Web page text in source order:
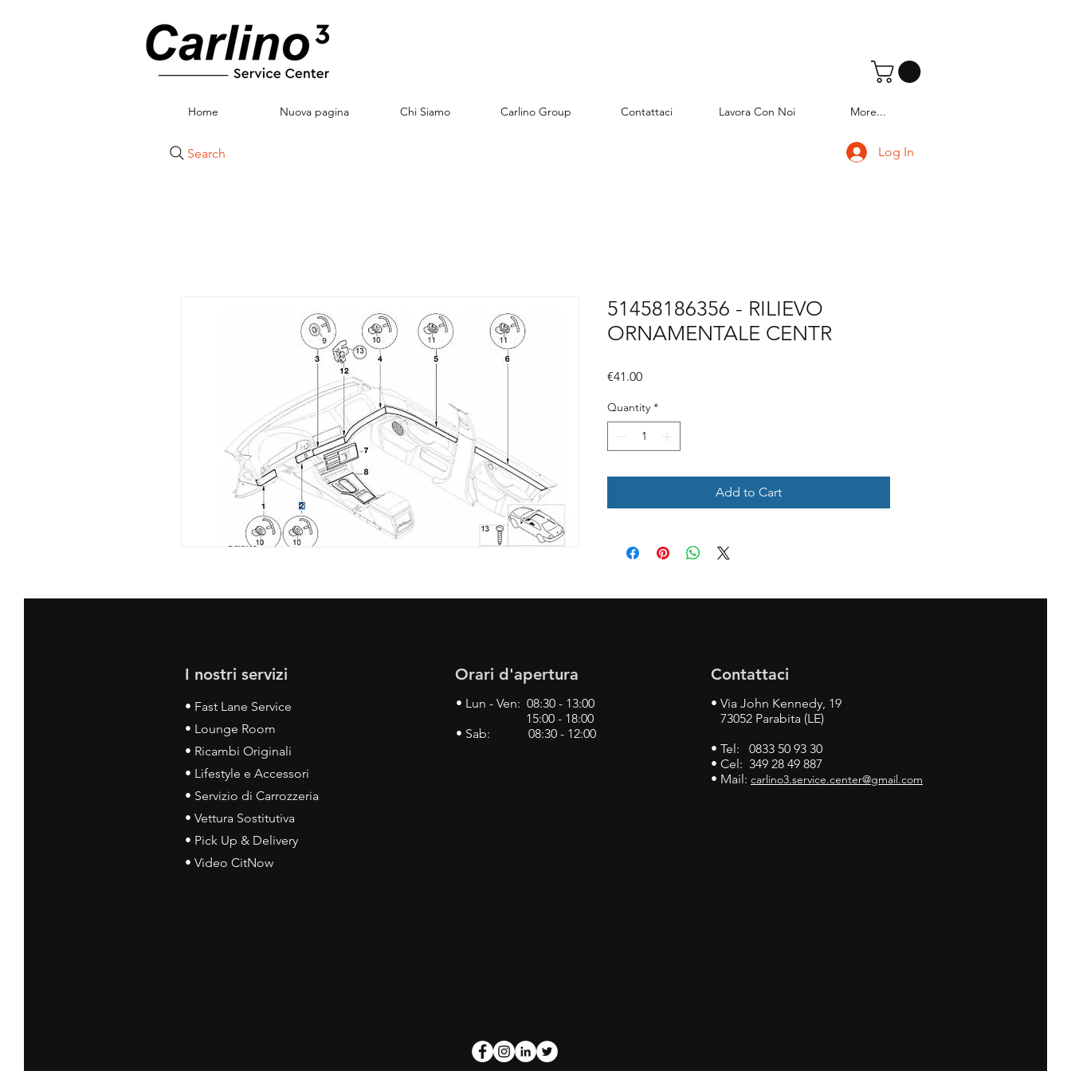
Home Nuova pagina Chi Siamo Carlino Group Contattaci Lavora Con Noi More...
Search Log In
51458186356 - RILIEVO
ORNAMENTALE CENTR
€41.00Price
Quantity *
Add to Cart
I nostri servizi
• Fast Lane Service
• Lounge Room
• Ricambi Originali
• Lifestyle e Accessori
• Servizio di Carrozzeria
• Vettura Sostitutiva
• Pick Up & Delivery
• Video CitNow
Orari d'apertura
• Lun - Ven: 08:30 - 13:00
15:00 - 18:00
• Sab: 08:30 - 12:00
Contattaci
• Via John Kennedy, 19
73052 Parabita (LE)
• Tel: 0833 50 93 30
• Cel: 349 28 49 887
• Mail: carlino3.service.center@gmail.com